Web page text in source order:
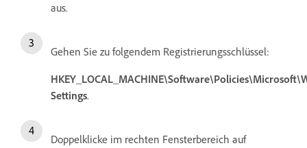
aus.
Gehen Sie zu folgendem Registrierungsschlüssel:
Settings.
Doppelklicke im rechten Fensterbereich auf